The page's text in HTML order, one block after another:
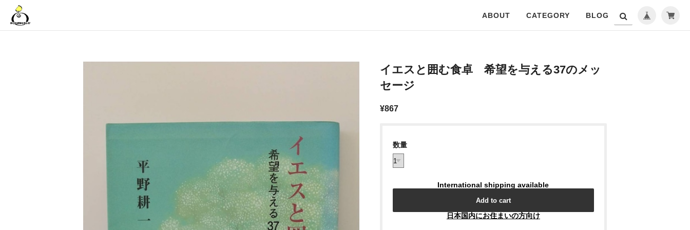
ABOUT CATEGORY BLOG
イエスと囲む食卓 希望を与える37のメッ
セージ
¥867
数量
International shipping available
Add to cart
日本国内にお住まいの方向け